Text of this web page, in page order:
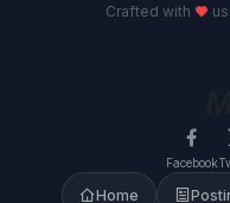
Crafted with
Facebook
Home